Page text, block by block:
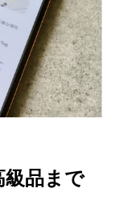
品まで